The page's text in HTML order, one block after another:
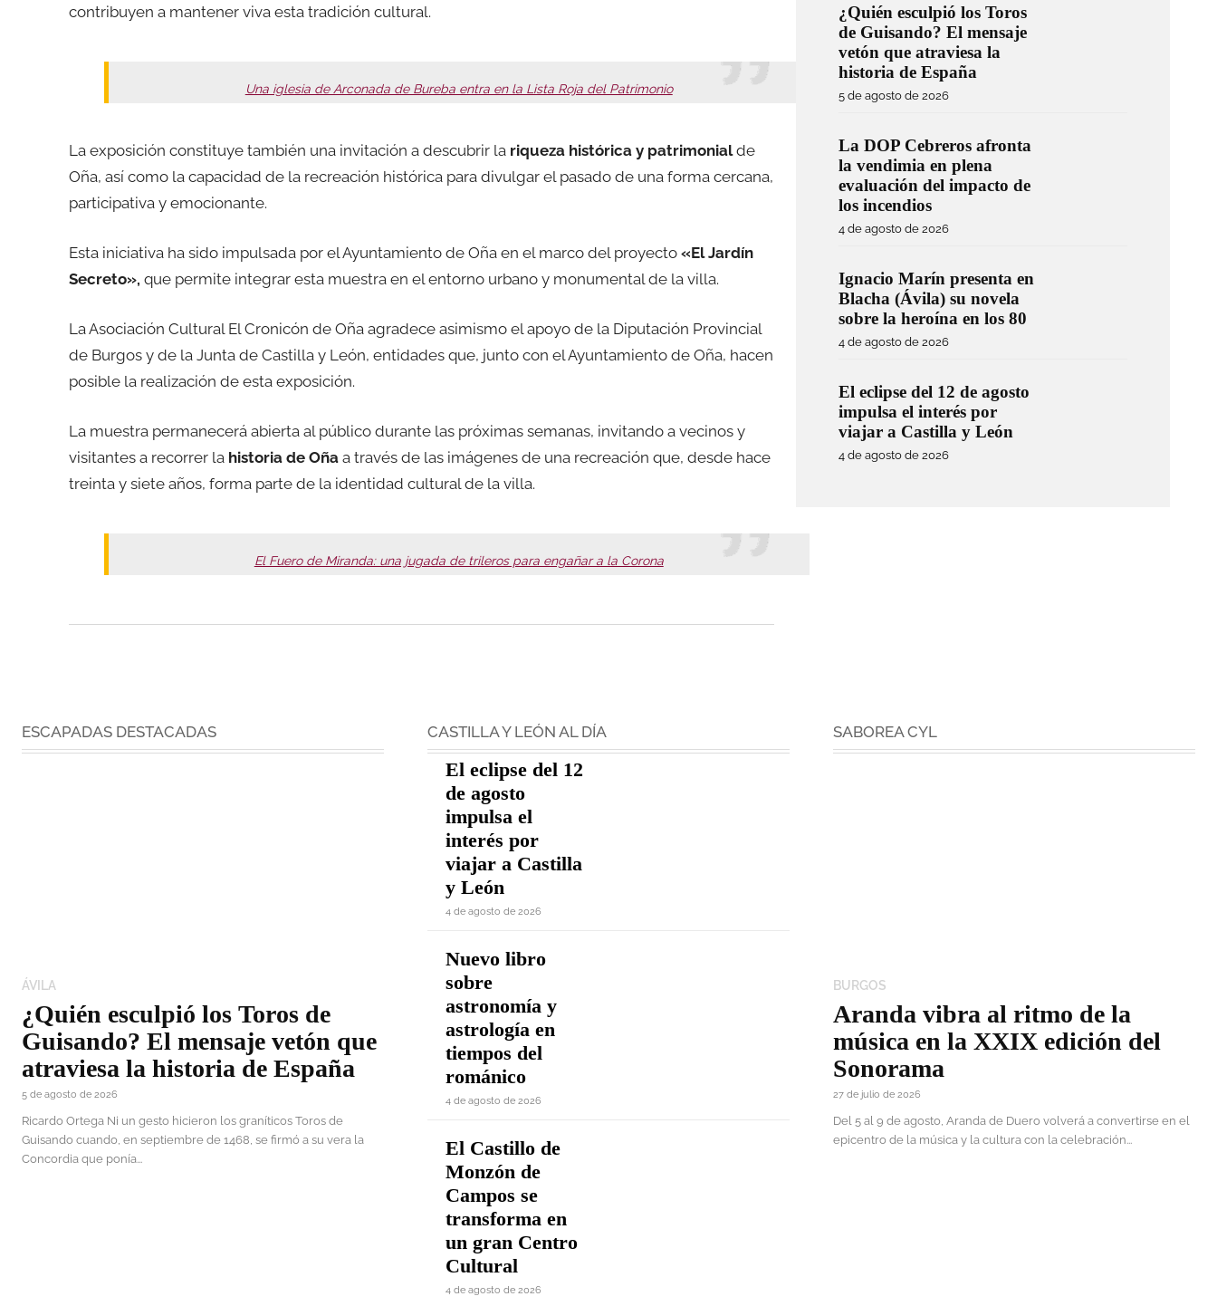
contribuyen a mantener viva esta tradición cultural.
Una iglesia de Arconada de Bureba entra en la Lista Roja del Patrimonio
La exposición constituye también una invitación a descubrir la riqueza histórica y patrimonialde
Oña, así como la capacidad de la recreación histórica para divulgar el pasado de una forma cercana,
participativa y emocionante.
Esta iniciativa ha sido impulsada por el Ayuntamiento de Oña en el marco del proyecto «El Jardín
Secreto», que permite integrar esta muestra en el entorno urbano y monumental de la villa.
La Asociación Cultural El Cronicón de Oña agradece asimismo el apoyo de la Diputación Provincial
de Burgos y de la Junta de Castilla y León, entidades que, junto con el Ayuntamiento de Oña, hacen
posible la realización de esta exposición.
La muestra permanecerá abierta al público durante las próximas semanas, invitando a vecinos y
visitantes a recorrer la historia de Oña a través de las imágenes de una recreación que, desde hace
treinta y siete años, forma parte de la identidad cultural de la villa.
El Fuero de Miranda: una jugada de trileros para engañar a la Corona
¿Quién esculpió los Toros
de Guisando? El mensaje
vetón que atraviesa la
historia de España
5 de agosto de 2026
La DOP Cebreros afronta
la vendimia en plena
evaluación del impacto de
los incendios
4 de agosto de 2026
Ignacio Marín presenta en
Blacha (Ávila) su novela
sobre la heroína en los 80
4 de agosto de 2026
El eclipse del 12 de agosto
impulsa el interés por
viajar a Castilla y León
4 de agosto de 2026
ESCAPADAS DESTACADAS
ÁVILA
¿Quién esculpió los Toros de
Guisando? El mensaje vetón que
atraviesa la historia de España
5 de agosto de 2026
Ricardo Ortega Ni un gesto hicieron los graníticos Toros de
Guisando cuando, en septiembre de 1468, se firmó a su vera la
Concordia que ponía...
CASTILLA Y LEÓN AL DÍA
El eclipse del 12
de agosto
impulsa el
interés por
viajar a Castilla
y León
4 de agosto de 2026
Nuevo libro
sobre
astronomía y
astrología en
tiempos del
románico
4 de agosto de 2026
El Castillo de
Monzón de
Campos se
transforma en
un gran Centro
Cultural
4 de agosto de 2026
SABOREA CYL
BURGOS
Aranda vibra al ritmo de la
música en la XXIX edición del
Sonorama
27 de julio de 2026
Del 5 al 9 de agosto, Aranda de Duero volverá a convertirse en el
epicentro de la música y la cultura con la celebración...